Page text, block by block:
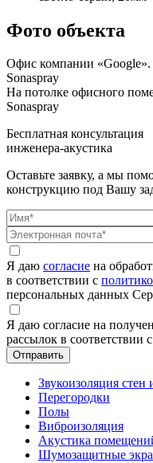
Фото объекта
Офис компании «Google».
Sonaspray
На потолке офисного
Sonaspray
Бесплатная консультация
инженера-акустика
Оставьте заявку, а мы
конструкцию под Вашу
Я даю согласие на
в соответствии с
персональных данных
Я даю согласие на
рассылок в соответствии с
Звукоизоляция стен
Перегородки
Полы
Виброизоляция
Акустика
Шумозащитные